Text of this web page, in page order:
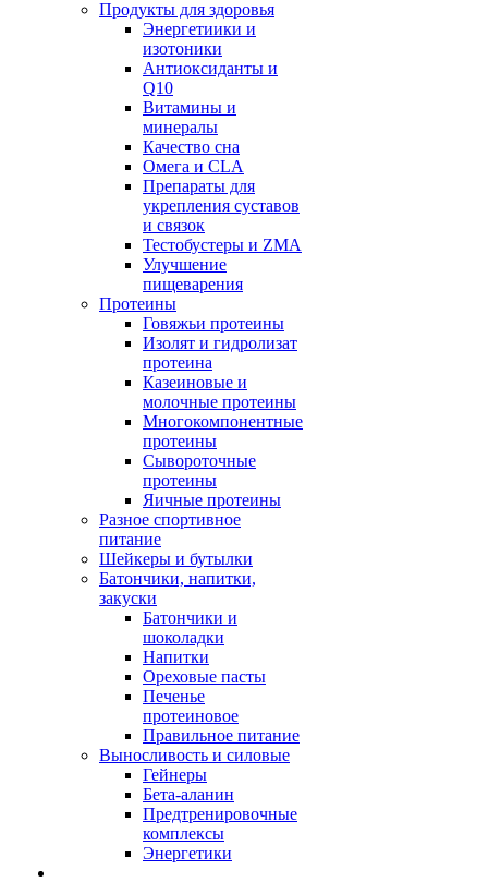
Продукты для здоровья
Энергетиики и
изотоники
Антиоксиданты и
Q10
Витамины и
минералы
Качество сна
Омега и CLA
Препараты для
укрепления суставов
и связок
Тестобустеры и ZMA
Улучшение
пищеварения
Протеины
Говяжьи протеины
Изолят и гидролизат
протеина
Казеиновые и
молочные протеины
Многокомпонентные
протеины
Сывороточные
протеины
Яичные протеины
Разное спортивное
питание
Шейкеры и бутылки
Батончики, напитки,
закуски
Батончики и
шоколадки
Напитки
Ореховые пасты
Печенье
протеиновое
Правильное питание
Выносливость и силовые
Гейнеры
Бета-аланин
Предтренировочные
комплексы
Энергетики